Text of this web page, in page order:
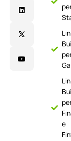
e